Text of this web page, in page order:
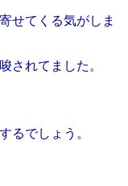
せてくる気がしま
されてました。
るでしょう。